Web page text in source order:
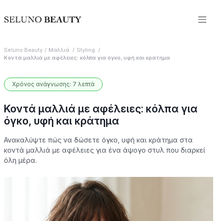
Seluno Beauty Μαλλιά
Styling
Κοντά μαλλιά με αφέλειες: κόλπα για όγκο, υφή και κράτημα
Χρόνος ανάγνωσης: 7 λεπτά
Κοντά μαλλιά με αφέλειες: κόλπα για
όγκο, υφή και κράτημα
Ανακαλύψτε πώς να δώσετε όγκο, υφή και κράτημα στα
κοντά μαλλιά με αφέλειες για ένα άψογο στυλ που διαρκεί
όλη μέρα.